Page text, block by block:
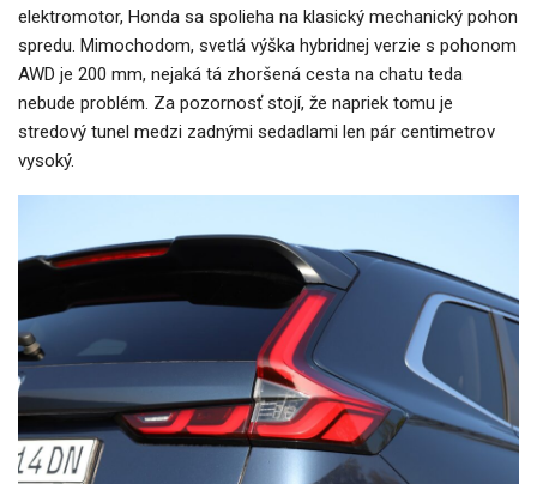
elektromotor, Honda sa spolieha na klasický mechanický pohon
spredu. Mimochodom, svetlá výška hybridnej verzie s pohonom
AWD je 200 mm, nejaká tá zhoršená cesta na chatu teda
nebude problém. Za pozornosť stojí, že napriek tomu je
stredový tunel medzi zadnými sedadlami len pár centimetrov
vysoký.